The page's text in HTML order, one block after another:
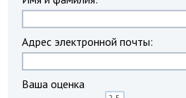
Адрес электронной почты:
Ваша оценка